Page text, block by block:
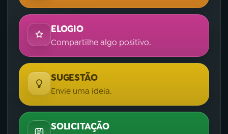
ELOGIO
Compartilhe algo positivo.
SUGESTÃO
Envie uma ideia.
SOLICITAÇÃO